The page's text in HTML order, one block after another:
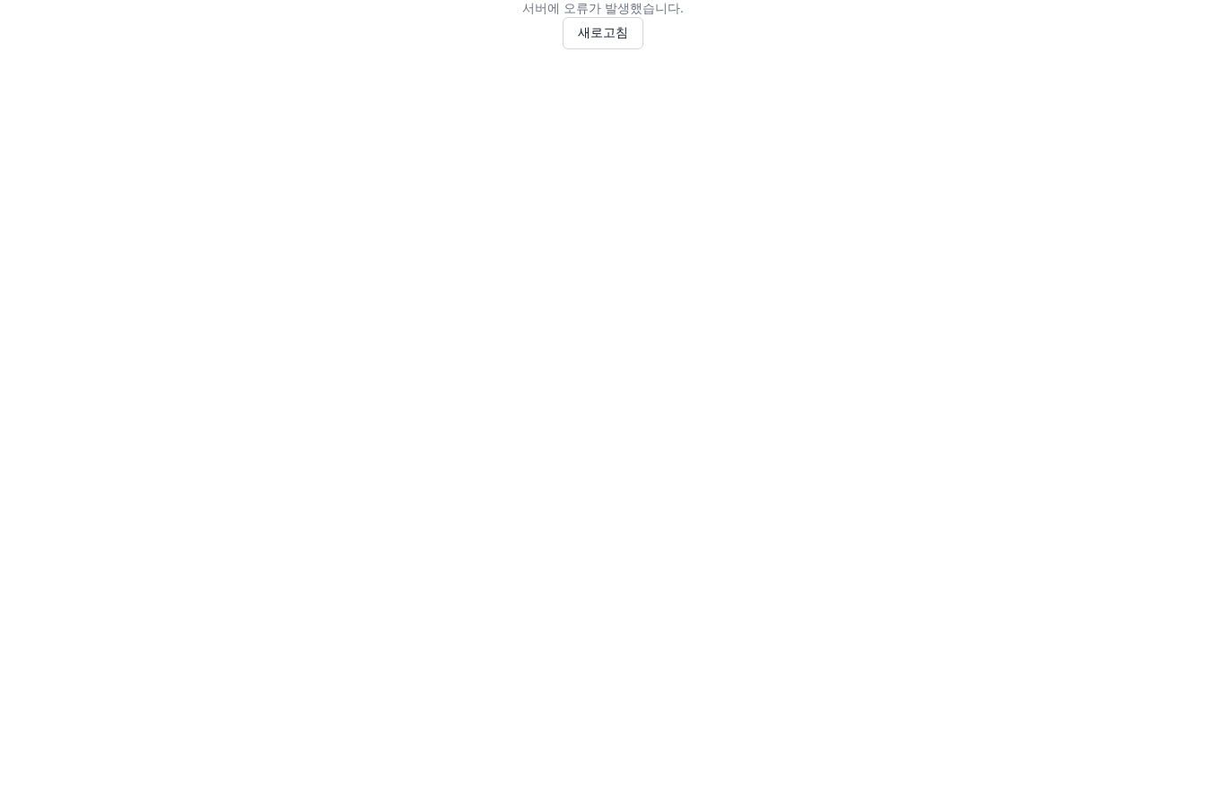
서버에 오류가 발생했습니다.
새로고침